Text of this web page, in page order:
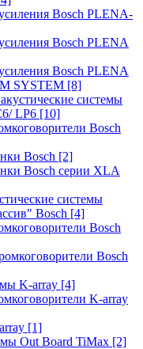
Bosch PLENA-
Bosch PLENA
Bosch PLENA
SYSTEM [8]
системы
LP6 [10]
Bosch
Bosch [2]
Bosch серии XLA
системы
Bosch [4]
Bosch
Bosch
K-array [4]
K-array
[1]
Out Board TiMax [2]